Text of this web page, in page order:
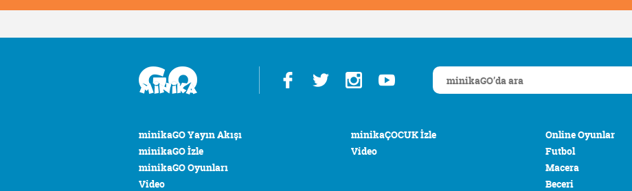
minikaGO Yayın Akışı
minikaGO İzle
minikaGO Oyunları
Video
minikaÇOCUK İzle
Video
Online Oyunlar
Futbol
Macera
Beceri